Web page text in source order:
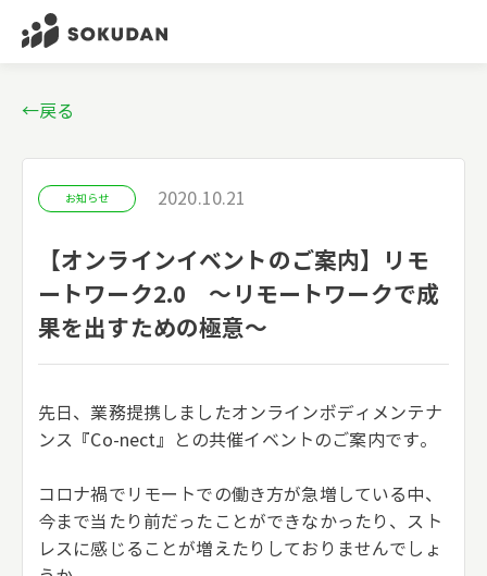
←戻る
お知らせ 2020.10.21
【オンラインイベントのご案内】リモ
ートワーク2.0 ～リモートワークで成
果を出すための極意～
先日、業務提携しましたオンラインボディメンテナ
ンス『Co-nect』との共催イベントのご案内です。
コロナ禍でリモートでの働き方が急増している中、
今まで当たり前だったことができなかったり、スト
レスに感じることが増えたりしておりませんでしょ